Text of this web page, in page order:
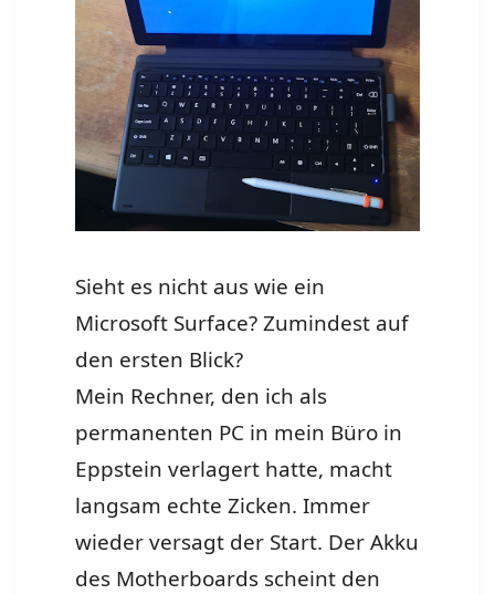
Sieht es nicht aus wie ein
Microsoft Surface? Zumindest auf
den ersten Blick?
Mein Rechner, den ich als
permanenten PC in mein Büro in
Eppstein verlagert hatte, macht
langsam echte Zicken. Immer
wieder versagt der Start. Der Akku
des Motherboards scheint den